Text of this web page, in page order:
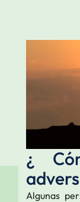
¿
Algunas